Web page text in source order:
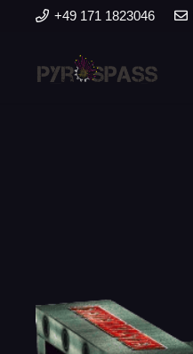
+49 171 1823046